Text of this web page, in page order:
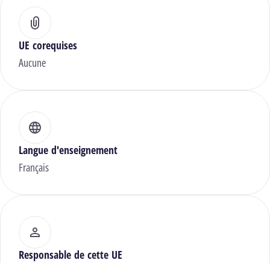
UE corequises
Aucune
Langue d'enseignement
Français
Responsable de cette UE